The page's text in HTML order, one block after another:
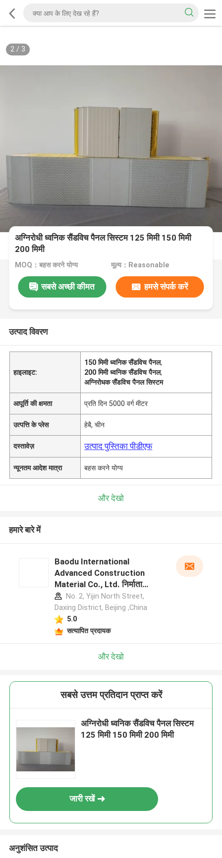
2/ 3
अग्निरोधी ध्वनिक सैंडविच पैनल सिस्टम 125 मिमी 150 मिमी
200 मिमी
MOQ：बहस करने योग्य मूल्य：Reasonable
सबसे अच्छी कीमत हमसे संपर्क करें
उत्पाद विवरण
हाइलाइट:
150 मिमी ध्वनिक सैंडविच पैनल,
200 मिमी ध्वनिक सैंडविच पैनल,
अग्निरोधक सैंडविच पैनल सिस्टम
आपूर्ति की क्षमता प्रति दिन 5000 वर्ग मीटर
उत्पत्ति के प्लेस हेबै, चीन
दस्तावेज़ उत्पाद पुस्तिका पीडीएफ
न्यूनतम आदेश मात्रा बहस करने योग्य
और देखो
हमारे बारे में
Baodu International
Advanced Construction
Material Co., Ltd. निर्माता
प्रोफ़ाइलNo. 2, Yijin North Street,
Daxing District, Beijing ,China
5.0
सत्यापित प्रदायक
और देखो
सबसे उत्तम प्रतिदान प्राप्त करें
अग्निरोधी ध्वनिक सैंडविच पैनल सिस्टम
125 मिमी 150 मिमी 200 मिमी
जारी रखें
अनुशंसित उत्पाद